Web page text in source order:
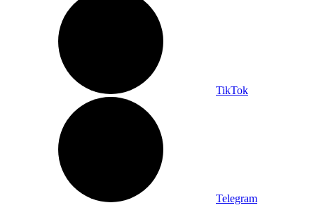
TikTok
Telegram